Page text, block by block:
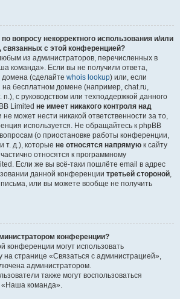
вопросу некорректного использования и/или
с этой конференцией?
из администраторов, перечисленных в
команда». Если вы не получили ответа,
домена (сделайте whois lookup) или, если
бесплатном домене (например, chat.ru,
п.), с руководством или техподдержкой данного
Limited не имеет никакого контроля над
не может нести никакой ответственности за то,
используется. Не обращайтесь к phpBB
(о приостановке работы конференции,
т. д.), которые не относятся напрямую к сайту
относятся к программному
Если же вы всё-таки пошлёте email в адрес
данной конференции третьей стороной
или вы можете вообще не получить
конференции?
конференции могут использовать
странице «Связаться с администрацией»,
администратором.
также могут воспользоваться
«Наша команда».